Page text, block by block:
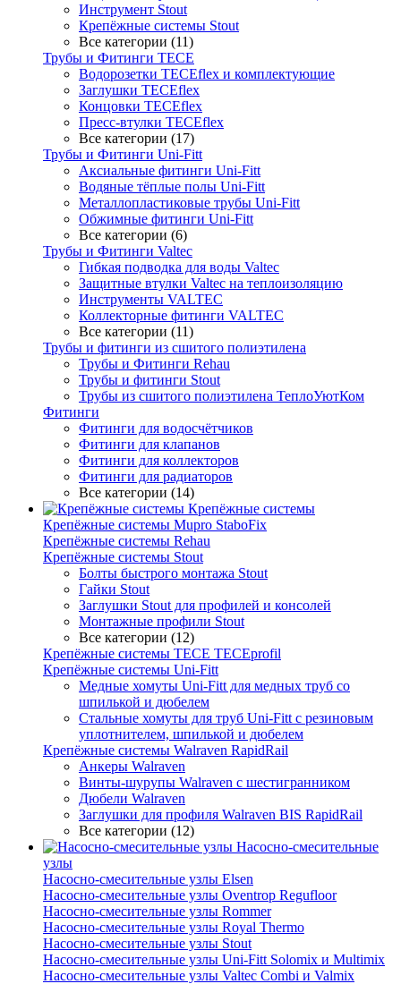
Инструмент Stout
Крепёжные системы Stout
Все категории (11)
Трубы и Фитинги TECE
Водорозетки TECEflex и комплектующие
Заглушки TECEflex
Концовки TECEflex
Пресс-втулки TECEflex
Все категории (17)
Трубы и Фитинги Uni-Fitt
Аксиальные фитинги Uni-Fitt
Водяные тёплые полы Uni-Fitt
Металлопластиковые трубы Uni-Fitt
Обжимные фитинги Uni-Fitt
Все категории (6)
Трубы и Фитинги Valtec
Гибкая подводка для воды Valtec
Защитные втулки Valtec на теплоизоляцию
Инструменты VALTEC
Коллекторные фитинги VALTEC
Все категории (11)
Трубы и фитинги из сшитого полиэтилена
Трубы и Фитинги Rehau
Трубы и фитинги Stout
Трубы из сшитого полиэтилена ТеплоУютКом
Фитинги
Фитинги для водосчётчиков
Фитинги для клапанов
Фитинги для коллекторов
Фитинги для радиаторов
Все категории (14)
Крепёжные системы
Крепёжные системы Mupro StaboFix
Крепёжные системы Rehau
Крепёжные системы Stout
Болты быстрого монтажа Stout
Гайки Stout
Заглушки Stout для профилей и консолей
Монтажные профили Stout
Все категории (12)
Крепёжные системы TECE TECEprofil
Крепёжные системы Uni-Fitt
Медные хомуты Uni-Fitt для медных труб со
шпилькой и дюбелем
Стальные хомуты для труб Uni-Fitt с резиновым
уплотнителем, шпилькой и дюбелем
Крепёжные системы Walraven RapidRail
Анкеры Walraven
Винты-шурупы Walraven с шестигранником
Дюбели Walraven
Заглушки для профиля Walraven BIS RapidRail
Все категории (12)
Насосно-смесительные
узлы
Насосно-смесительные узлы Elsen
Насосно-смесительные узлы Oventrop Regufloor
Насосно-смесительные узлы Rommer
Насосно-смесительные узлы Royal Thermo
Насосно-смесительные узлы Stout
Насосно-смесительные узлы Uni-Fitt Solomix и Multimix
Насосно-смесительные узлы Valtec Combi и Valmix